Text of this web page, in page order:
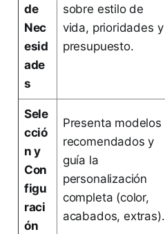
de
Nec
esid
ade
s
sobre estilo de
vida, prioridades y
presupuesto.
Sele
cció
n y
Con
figu
raci
ón
Presenta modelos
recomendados y
guía la
personalización
completa (color,
acabados, extras).